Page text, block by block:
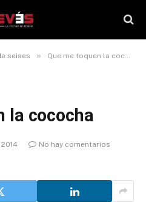
seises » Que me toquen la cococha
la cococha
No hay comentarios